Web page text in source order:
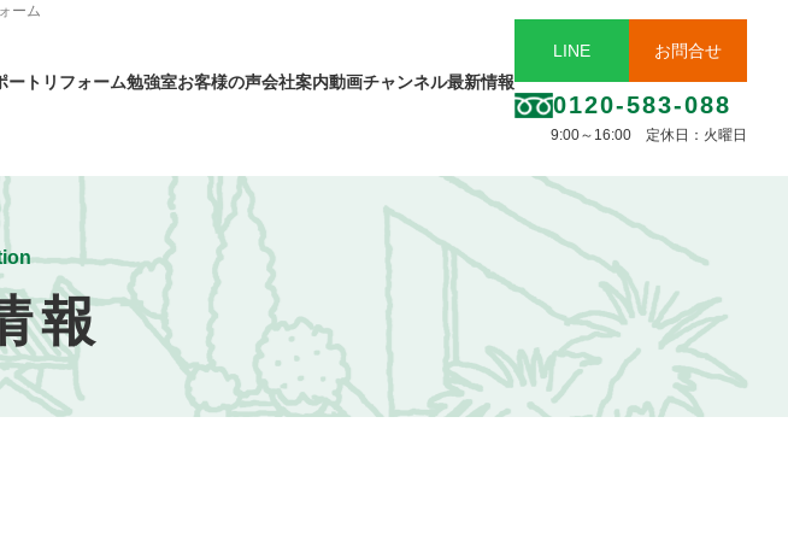
ーム
ート リフォーム勉強室お客様の声会社案内動画チャンネル最新情報
LINE お問合せ
0120-583-088
9:00～16:00 定休日：火曜日
報